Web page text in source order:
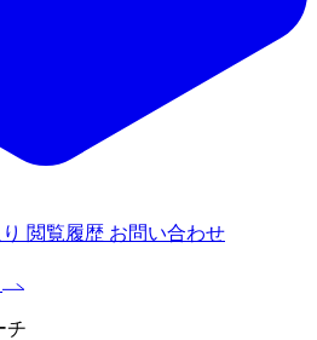
閲覧履歴 お問い合わせ
チ